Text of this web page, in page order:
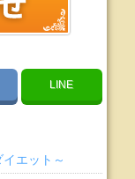
LINE
エット～